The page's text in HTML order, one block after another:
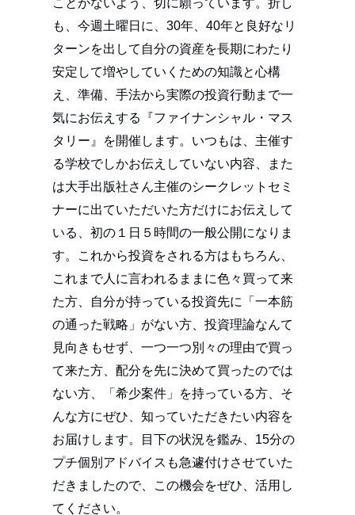
ことがないよう、切に願っています。折し
も、今週土曜日に、30年、40年と良好なリ
ターンを出して自分の資産を長期にわたり
安定して増やしていくための知識と心構
え、準備、手法から実際の投資行動まで一
気にお伝えする『ファイナンシャル・マス
タリー』を開催します。いつもは、主催す
る学校でしかお伝えしていない内容、また
は大手出版社さん主催のシークレットセミ
ナーに出ていただいた方だけにお伝えして
いる、初の１日５時間の一般公開になりま
す。これから投資をされる方はもちろん、
これまで人に言われるままに色々買って来
た方、自分が持っている投資先に「一本筋
の通った戦略」がない方、投資理論なんて
見向きもせず、一つ一つ別々の理由で買っ
て来た方、配分を先に決めて買ったのでは
ない方、「希少案件」を持っている方、そ
んな方にぜひ、知っていただきたい内容を
お届けします。目下の状況を鑑み、15分の
プチ個別アドバイスも急遽付けさせていた
だきましたので、この機会をぜひ、活用し
てください。